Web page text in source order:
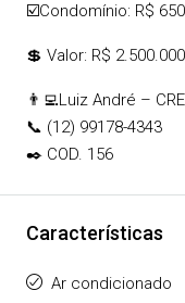
☑️Condomínio: R$
💲 Valor: R$
👨‍💻Luiz André –
📞 (12) 99178-4343
✒️ COD. 156
Características
Ar condicionado